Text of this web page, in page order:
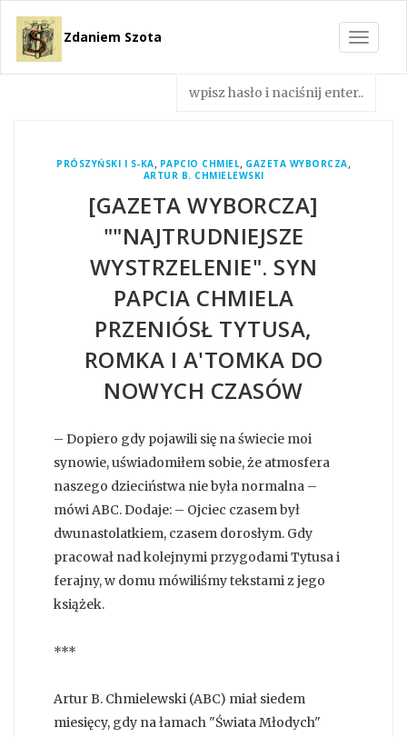
Toggle
Zdaniem Szota
PRÓSZYŃSKI I S-KA, PAPCIO CHMIEL, GAZETA WYBORCZA,
ARTUR B. CHMIELEWSKI
[GAZETA WYBORCZA]
""NAJTRUDNIEJSZE
WYSTRZELENIE". SYN
PAPCIA CHMIELA
PRZENIÓSŁ TYTUSA,
ROMKA I A'TOMKA DO
NOWYCH CZASÓW
– Dopiero gdy pojawili się na świecie moi
synowie, uświadomiłem sobie, że atmosfera
naszego dzieciństwa nie była normalna –
mówi ABC. Dodaje: – Ojciec czasem był
dwunastolatkiem, czasem dorosłym. Gdy
pracował nad kolejnymi przygodami Tytusa i
ferajny, w domu mówiliśmy tekstami z jego
książek.
***
Artur B. Chmielewski (ABC) miał siedem
miesięcy, gdy na łamach "Świata Młodych"